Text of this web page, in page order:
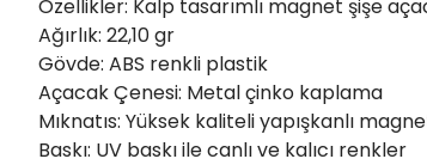
Özellikler: Kalp tasarımlı magnet şişe
Ağırlık: 22,10 gr
Gövde: ABS renkli plastik
Açacak Çenesi: Metal çinko kaplama
Mıknatıs: Yüksek kaliteli yapışkanlı
Baskı: UV baskı ile canlı ve kalıcı renkler